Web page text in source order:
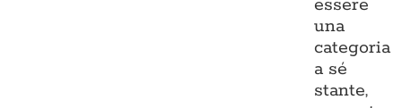
essere
una
categoria
a sé
stante,